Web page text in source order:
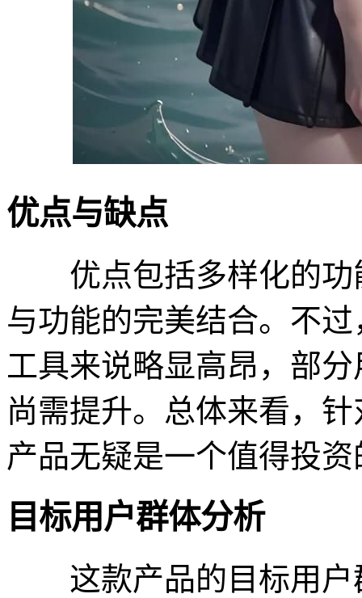
优点与缺点
优点包括多样化的功
与功能的完美结合。不
工具来说略显高昂，部
尚需提升。总体来看，
产品无疑是一个值得投
目标用户群体分析
这款产品的目标用户